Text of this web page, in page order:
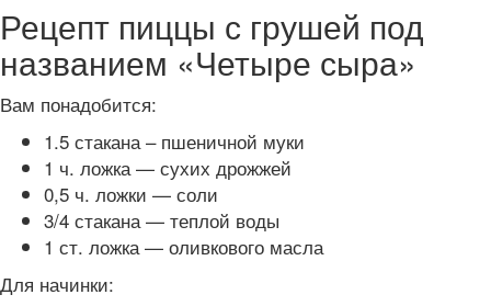
Рецепт пиццы с грушей под
названием «Четыре сыра»
Вам понадобится:
1.5 стакана – пшеничной муки
1 ч. ложка — сухих дрожжей
0,5 ч. ложки — соли
3/4 стакана — теплой воды
1 ст. ложка — оливкового масла
Для начинки: